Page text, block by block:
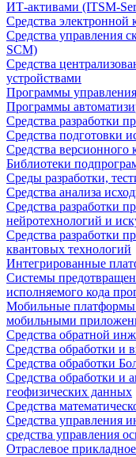
ИТ-активами (ITSM-
Средства электронной
Средства управления
SCM)
Средства
устройствами
Программы
Программы
Средства разработки
Средства подготовки
Средства версионного
Библиотеки
Среды разработки,
Средства анализа
Средства разработки
нейротехнологий и
Средства разработки
квантовых технологий
Интегрированные
Системы
исполняемого кода
Мобильные платформы
мобильными
Средства обратной
Средства обработки и
Средства обработки
Средства обработки и
геофизических данных
Средства
Средства управления
средства управления
Отраслевое